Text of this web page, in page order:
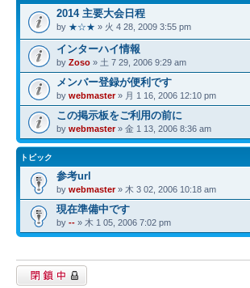
2014 主要大会日程
by ★☆★ » 火 4 28, 2009 3:55 pm
インターハイ情報
by Zoso » 土 7 29, 2006 9:29 am
メンバー登録が便利です
by webmaster» 月 1 16, 2006 12:10 pm
この掲示板をご利用の前に
by webmaster» 金 1 13, 2006 8:36 am
トピック
参考url
by webmaster» 木 3 02, 2006 10:18 am
現在準備中です
by -- » 木 1 05, 2006 7:02 pm
閉鎖中フォーラム